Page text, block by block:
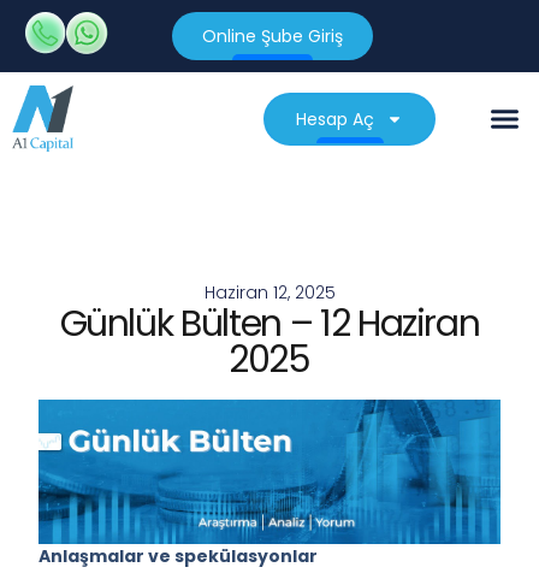
Online Şube Giriş
Hesap Aç
Haziran 12, 2025
Günlük Bülten – 12 Haziran
2025
Anlaşmalar ve spekülasyonlar